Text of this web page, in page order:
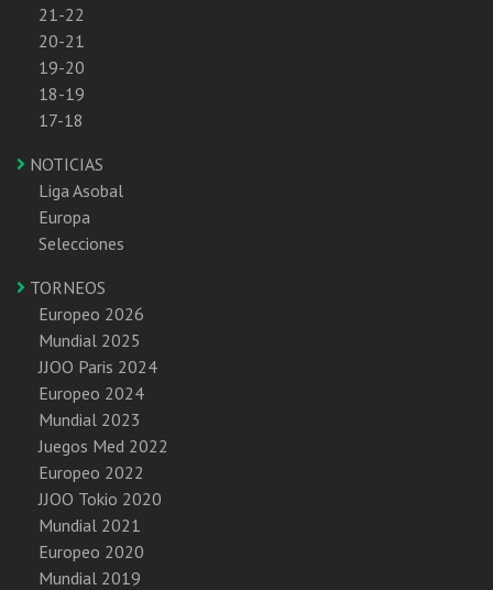
21-22
20-21
19-20
18-19
17-18
NOTICIAS
Liga Asobal
Europa
Selecciones
TORNEOS
Europeo 2026
Mundial 2025
JJOO Paris 2024
Europeo 2024
Mundial 2023
Juegos Med 2022
Europeo 2022
JJOO Tokio 2020
Mundial 2021
Europeo 2020
Mundial 2019